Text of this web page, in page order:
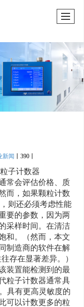
很遗憾，因您的浏览器版本过低导致无法获得最佳浏览体验，推荐下载安装谷歌浏览器！
新闻 丨390丨
子计数器
会评估价格、质
而，如果颗粒计数
则还必须考虑性能
要的参数，因为两
采样时间。在清洁
和。（然而，本文
制造商的软件在解
存在显著差异。）
置能检测到的最
粒子计数器通常具
具有更高灵敏度的
可以计数更多的粒